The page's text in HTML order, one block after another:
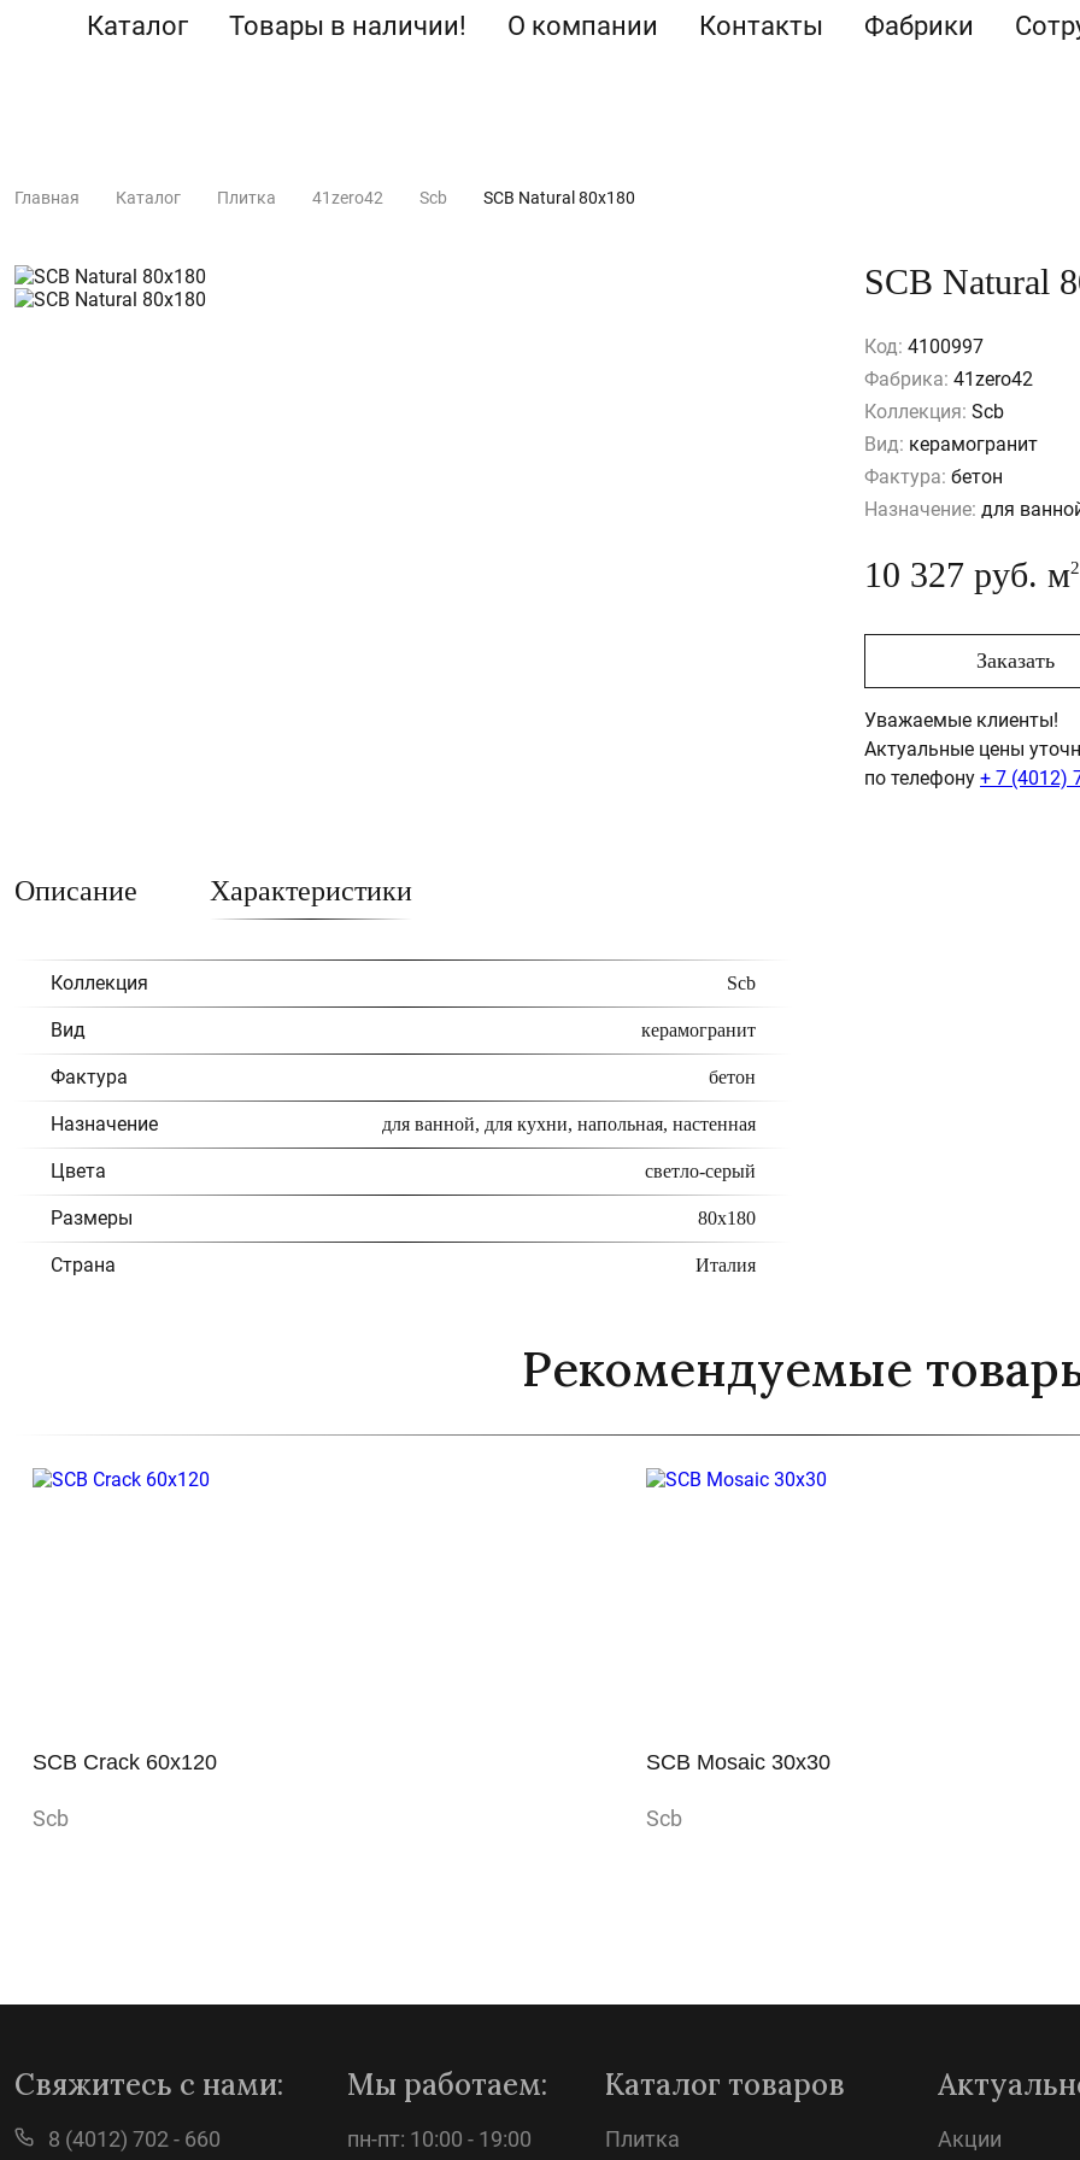
Каталог Товары в наличии! О компании Контакты Фабрики
Главная Каталог Плитка 41zero42 Scb SCB Natural 80x180
SCB Natural
Код: 4100997
Фабрика: 41zero42
Коллекция: Scb
Вид: керамогранит
Фактура: бетон
Назначение: для
10 327 руб. м2
Заказать
Уважаемые клиенты!
Актуальные цены
по телефону + 7 (4012)
Описание Характеристики
Коллекция Scb
Вид керамогранит
Фактура бетон
Назначение для ванной, для кухни, напольная, настенная
Цвета светло-серый
Размеры 80x180
Страна Италия
Рекомендуемые
SCB Crack 60x120
Scb
SCB Mosaic 30x30
Scb
Свяжитесь с нами:
8 (4012) 702 - 660
Мы работаем:
пн-пт: 10:00 - 19:00
Каталог товаров
Плитка
Акции